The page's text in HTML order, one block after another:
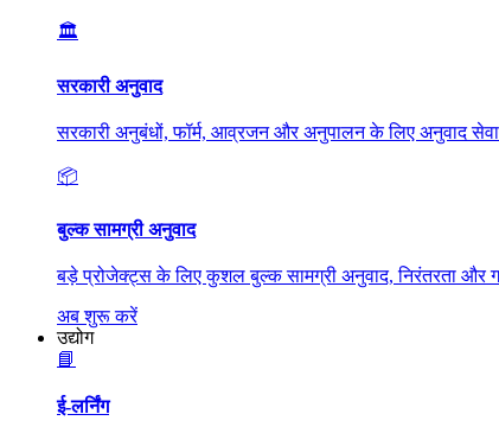
🏛️
सरकारी अनुवाद
सरकारी अनुबंधों, फॉर्म, आव्रजन और अनुपालन के लिए अनुवाद
📦
बुल्क सामग्री अनुवाद
बड़े प्रोजेक्ट्स के लिए कुशल बुल्क सामग्री अनुवाद, निरंतरता और
अब शुरू करें
उद्योग
📘
ई-लर्निंग